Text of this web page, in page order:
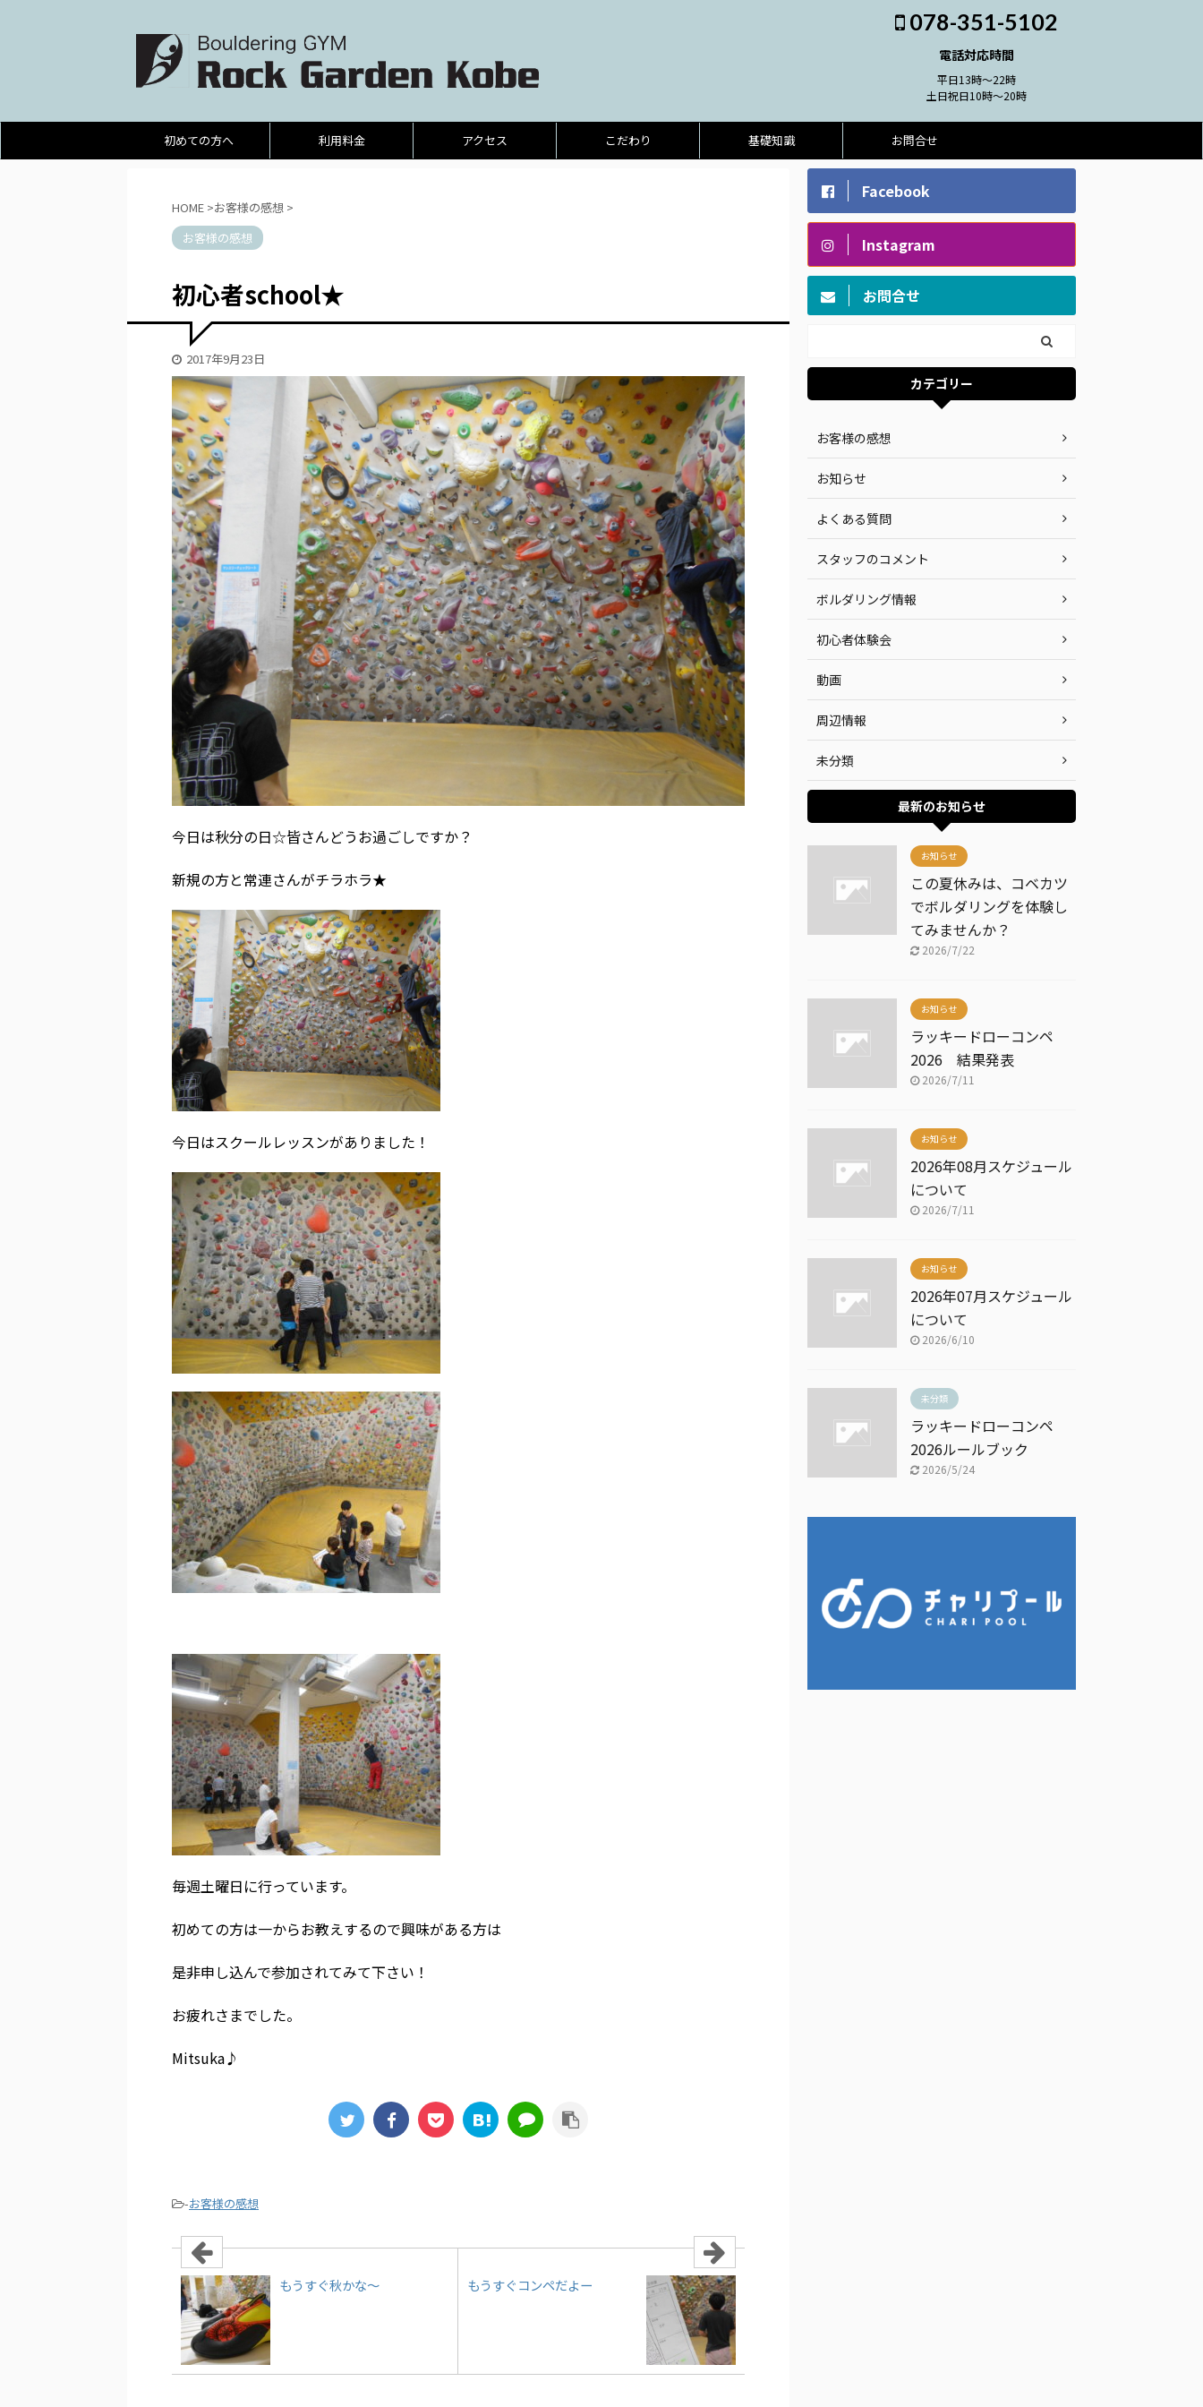
078-351-5102
電話対応時間
平日13時～22時
土日祝日10時～20時
初めての方へ 利用料金 アクセス こだわり 基礎知識 お問合せ
HOME >お客様の感想 >
お客様の感想
初心者school★
2017年9月23日
今日は秋分の日☆皆さんどうお過ごしですか？
新規の方と常連さんがチラホラ★
今日はスクールレッスンがありました！
毎週土曜日に行っています。
初めての方は一からお教えするので興味がある方は
是非申し込んで参加されてみて下さい！
お疲れさまでした。
Mitsuka♪
-お客様の感想
もうすぐ秋かな～ もうすぐコンペだよー
Facebook
Instagram
お問合せ
カテゴリー
お客様の感想
お知らせ
よくある質問
スタッフのコメント
ボルダリング情報
初心者体験会
動画
周辺情報
未分類
最新のお知らせ
お知らせ
この夏休みは、コベカツ
でボルダリングを体験し
てみませんか？
2026/7/22
お知らせ
ラッキードローコンペ
2026 結果発表
2026/7/11
お知らせ
2026年08月スケジュール
について
2026/7/11
お知らせ
2026年07月スケジュール
について
2026/6/10
未分類
ラッキードローコンペ
2026ルールブック
2026/5/24